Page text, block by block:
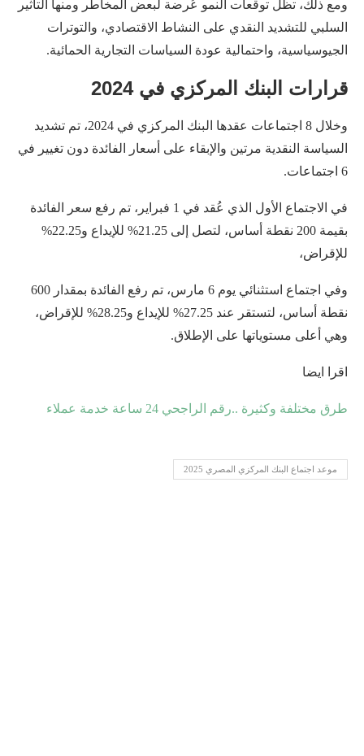
ومع ذلك، تظل توقعات النمو عُرضة لبعض المخاطر ومنها التأثير
السلبي للتشديد النقدي على النشاط الاقتصادي، والتوترات
الجيوسياسية، واحتمالية عودة السياسات التجارية الحمائية.
قرارات البنك المركزي في 2024
وخلال 8 اجتماعات عقدها البنك المركزي في 2024، تم تشديد
السياسة النقدية مرتين والإبقاء على أسعار الفائدة دون تغيير في
6 اجتماعات.
في الاجتماع الأول الذي عُقد في 1 فبراير، تم رفع سعر الفائدة
بقيمة 200 نقطة أساس، لتصل إلى 21.25% للإيداع و22.25%
للإقراض،
وفي اجتماع استثنائي يوم 6 مارس، تم رفع الفائدة بمقدار 600
نقطة أساس، لتستقر عند 27.25% للإيداع و28.25% للإقراض،
وهي أعلى مستوياتها على الإطلاق.
اقرا ايضا
طرق مختلفة وكثيرة ..رقم الراجحي 24 ساعة خدمة عملاء
موعد اجتماع البنك المركزي المصري 2025